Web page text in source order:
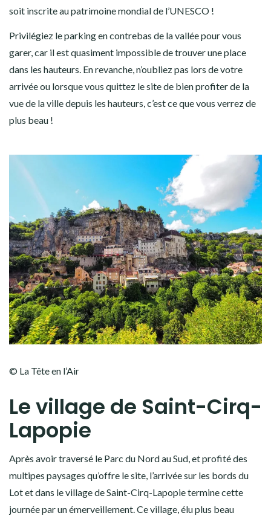
soit inscrite au patrimoine mondial de l’UNESCO !
Privilégiez le parking en contrebas de la vallée pour vous
garer, car il est quasiment impossible de trouver une place
dans les hauteurs. En revanche, n’oubliez pas lors de votre
arrivée ou lorsque vous quittez le site de bien profiter de la
vue de la ville depuis les hauteurs, c’est ce que vous verrez de
plus beau !
© La Tête en l’Air
Le village de Saint-Cirq-
Lapopie
Après avoir traversé le Parc du Nord au Sud, et profité des
multipes paysages qu’offre le site, l’arrivée sur les bords du
Lot et dans le village de Saint-Cirq-Lapopie termine cette
journée par un émerveillement. Ce village, élu plus beau